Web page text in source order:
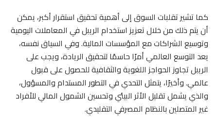
كما تشير تقلبات السوق إلى أهمية تحقيق استقرار أكبر، يمكن
أن يتم ذلك من خلال تعزيز استخدام الريبل في المعاملات اليومية
وتوسيع الشراكات مع المؤسسات المالية. وفي السياق نفسه،
يعد التوسع العالمي أمرًا حاسمًا لتحقيق الريادة، ويجب على
الريبل تجاوز الحواجز اللغوية والثقافية للحصول على قبول
عالمي. وأخيرًا، يتمثل التحدي في التطور المستدام والمسؤول،
والذي يشمل تقليل الأثر البيئي وتحسين الشمول المالي للأفراد
غير المتصلين بالنظام المصرفي التقليدي.